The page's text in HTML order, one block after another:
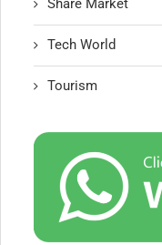
Share Market
Tech World
Tourism